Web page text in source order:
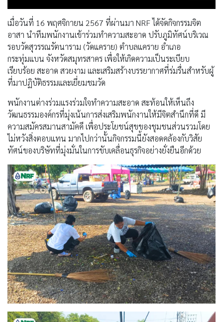
เมื่อวันที่ 16 พฤศจิกายน 2567 ที่ผ่านมา NRF ได้จัดกิจกรรมจิต
อาสา นำทีมพนักงานเข้าร่วมทำความสะอาด ปรับภูมิทัศน์บริเวณ
รอบวัดสุวรรณรัตนาราม (วัดแคราย) ตำบลแคราย อำเภอ
กระทุ่มแบน จังหวัดสมุทรสาคร เพื่อให้เกิดความเป็นระเบียบ
เรียบร้อย สะอาด สวยงาม และเสริมสร้างบรรยากาศที่ร่มรื่นสำหรับผู้
ที่มาปฏิบัติธรรมและเยี่ยมชมวัด
พนักงานต่างร่วมแรงร่วมใจทำความสะอาด สะท้อนให้เห็นถึง
วัฒนธรรมองค์กรที่มุ่งเน้นการส่งเสริมพนักงานให้มีจิตสำนึกที่ดี มี
ความสมัครสมานสามัคคี เพื่อประโยชน์สุขของชุมชนส่วนรวมโดย
ไม่หวังสิ่งตอบแทน มากไปกว่านั้นกิจกรรมนี้ยังสอดคล้องกับวิสัย
ทัศน์ของบริษัทที่มุ่งมั่นในการขับเคลื่อนธุรกิจอย่างยั่งยืนอีกด้วย